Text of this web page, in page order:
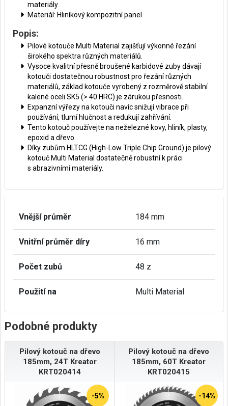
materiály
Materiál: Hliníkový kompozitní panel
Popis:
Pilové kotouče Multi Material zajišťují výkonné řezání
širokého spektra různých materiálů.
Vysoce kvalitní přesně broušené karbidové zuby dávají
kotouči dostatečnou robustnost pro řezání různých
materiálů, základ kotouče vyrobený z rozměrově stabilní
kalené oceli SK5 (> 40 HRC) je zárukou přesnosti.
Expanzní výřezy na kotouči navíc snižují vibrace při
používání, tlumí hlučnost a redukují zahřívání.
Tento kotouč používejte na neželezné kovy, hliník, plasty,
epoxid a dřevo.
Díky zubům HLTCG (High-Low Triple Chip Ground) je pilový
kotouč Multi Material dostatečně robustní k práci
s abrazivními materiály.
Vnější průměr 184 mm
Vnitřní průměr díry 16 mm
Počet zubů 48 z
Použití na Multi Material
Podobné produkty
Pilový kotouč na dřevo
185mm, 24T Kreator
KRT020414
-5%
Pilový kotouč na dřevo
185mm, 60T Kreator
KRT020415
-14%